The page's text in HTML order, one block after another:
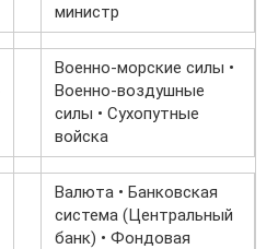
министр
Военно-морские силы •
Военно-воздушные
силы • Сухопутные
войска
Валюта • Банковская
система (Центральный
банк) • Фондовая